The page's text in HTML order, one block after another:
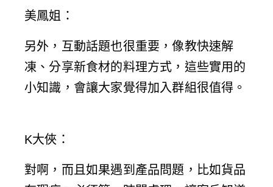
美鳳姐 ：
另外，互動話題也很重要，像教快速解
凍、分享新食材的料理方式，這些實用的
小知識，會讓大家覺得加入群組很值得。
K大俠 ：
對啊，而且如果遇到產品問題，比如貨品